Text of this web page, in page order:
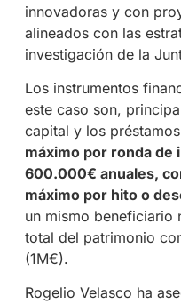
innovadoras y con
alineados con las
investigación de la
Los instrumentos
este caso son,
capital y los
máximo por ronda de
600.000€ anuales,
máximo por hito o
un mismo beneficiario
total del patrimonio
(1M€).
Rogelio Velasco ha